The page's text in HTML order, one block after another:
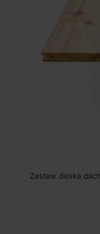
Zestaw deska